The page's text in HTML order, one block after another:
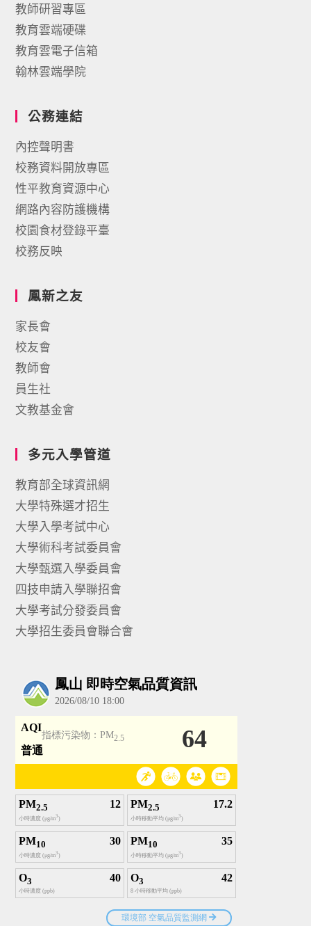
教師研習專區
教育雲端硬碟
教育雲電子信箱
翰林雲端學院
公務連結
內控聲明書
校務資料開放專區
性平教育資源中心
網路內容防護機構
校園食材登錄平臺
校務反映
鳳新之友
家長會
校友會
教師會
員生社
文教基金會
多元入學管道
教育部全球資訊網
大學特殊選才招生
大學入學考試中心
大學術科考試委員會
大學甄選入學委員會
四技申請入學聯招會
大學考試分發委員會
大學招生委員會聯合會